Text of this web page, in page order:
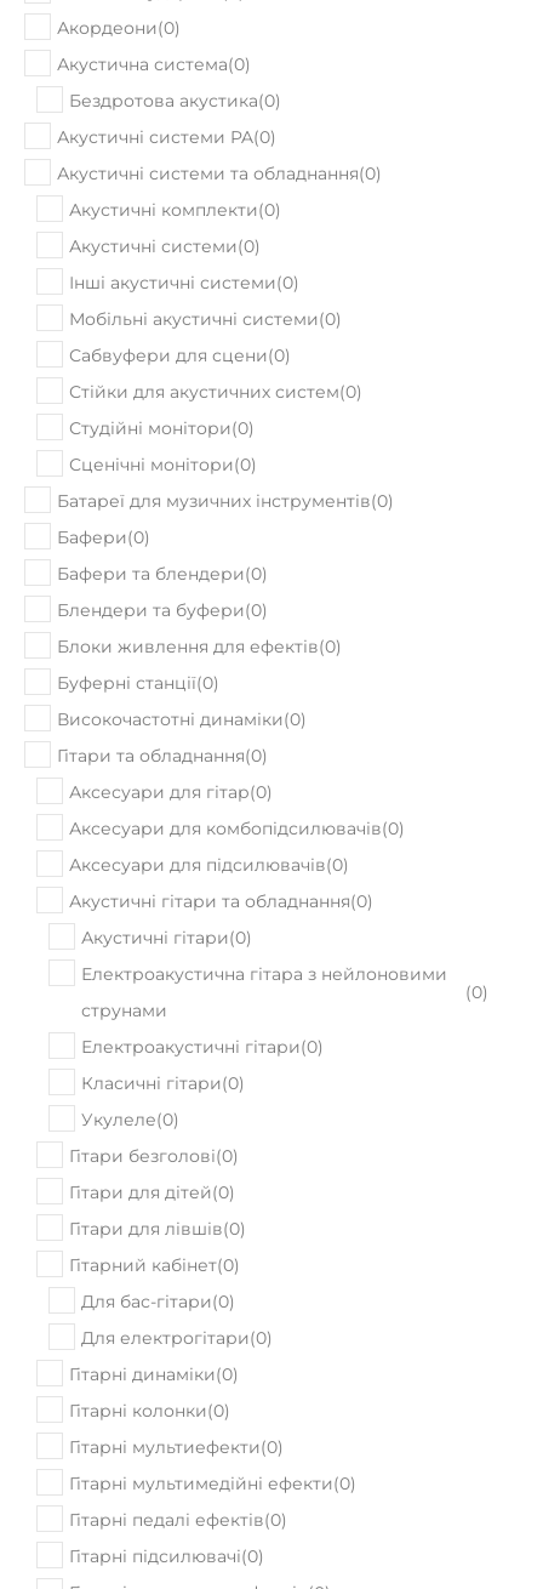
Акордеони(0)
Акустична система(0)
Бездротова акустика(0)
Акустичні системи PA(0)
Акустичні системи та обладнання(0)
Акустичні комплекти(0)
Акустичні системи(0)
Інші акустичні системи(0)
Мобільні акустичні системи(0)
Сабвуфери для сцени(0)
Стійки для акустичних систем(0)
Студійні монітори(0)
Сценічні монітори(0)
Батареї для музичних інструментів(0)
Бафери(0)
Бафери та блендери(0)
Блендери та буфери(0)
Блоки живлення для ефектів(0)
Буферні станції(0)
Високочастотні динаміки(0)
Гітари та обладнання(0)
Аксесуари для гітар(0)
Аксесуари для комбопідсилювачів(0)
Аксесуари для підсилювачів(0)
Акустичні гітари та обладнання(0)
Акустичні гітари(0)
Електроакустична гітара з нейлоновими
струнами
(0)
Електроакустичні гітари(0)
Класичні гітари(0)
Укулеле(0)
Гітари безголові(0)
Гітари для дітей(0)
Гітари для лівшів(0)
Гітарний кабінет(0)
Для бас-гітари(0)
Для електрогітари(0)
Гітарні динаміки(0)
Гітарні колонки(0)
Гітарні мультиефекти(0)
Гітарні мультимедійні ефекти(0)
Гітарні педалі ефектів(0)
Гітарні підсилювачі(0)